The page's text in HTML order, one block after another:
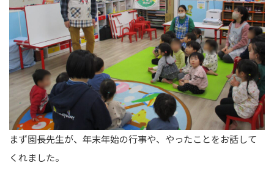
まず園長先生が、年末年始の行事や、やったことをお話して
くれました。